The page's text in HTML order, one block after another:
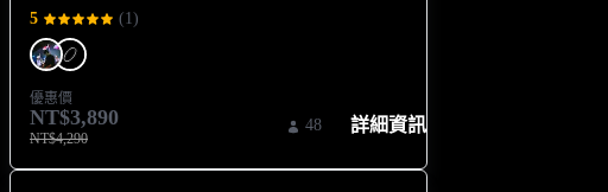
5 (1 )
優惠價
NT$3,890
NT$4,290
48 詳細資訊